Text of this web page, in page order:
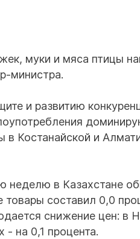
муки и мяса птицы
министра.
и развитию
Костанайской и
неделю в Казахстане
составил 0,0
снижение цен: в
- на 0,1 процента.